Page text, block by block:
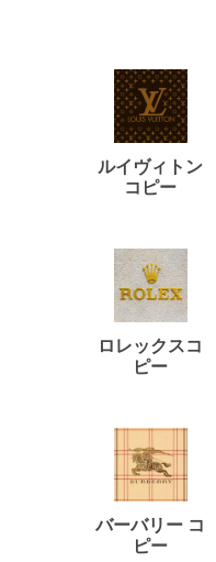
ルイヴィトン
コピー
ロレックスコ
ピー
バーバリー コ
ピー